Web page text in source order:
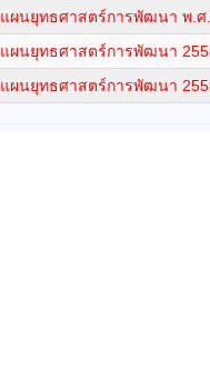
แผนยุทธศาสตร์การพัฒนา พ.ศ
แผนยุทธศาสตร์การพัฒนา
แผนยุทธศาสตร์การพัฒนา